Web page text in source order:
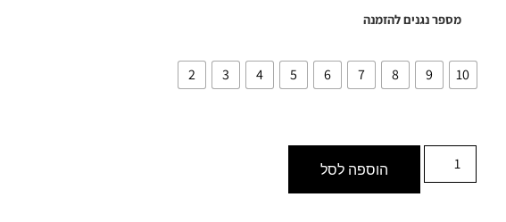
מספר נגנים להזמנה
10
9
8
7
6
5
4
3
2
הוספה לסל